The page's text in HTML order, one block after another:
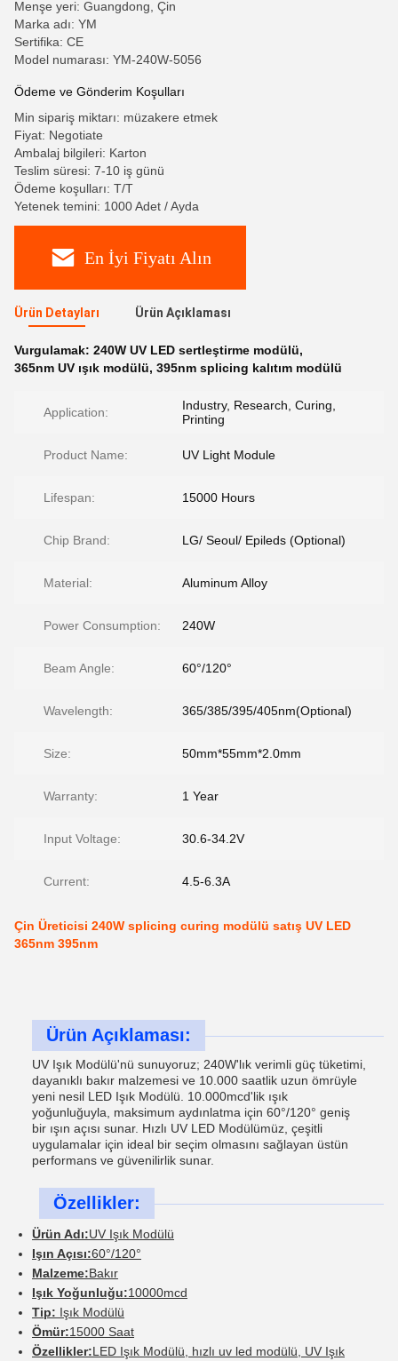
Menşe yeri: Guangdong, Çin
Marka adı: YM
Sertifika: CE
Model numarası: YM-240W-5056
Ödeme ve Gönderim Koşulları
Min sipariş miktarı: müzakere etmek
Fiyat: Negotiate
Ambalaj bilgileri: Karton
Teslim süresi: 7-10 iş günü
Ödeme koşulları: T/T
Yetenek temini: 1000 Adet / Ayda
En İyi Fiyatı Alın
Ürün Detayları Ürün Açıklaması
Vurgulamak: 240W UV LED sertleştirme modülü,
365nm UV ışık modülü, 395nm splicing kalıtım modülü
Application:
Industry, Research, Curing,
Printing
Product Name: UV Light Module
Lifespan: 15000 Hours
Chip Brand: LG/ Seoul/ Epileds (Optional)
Material: Aluminum Alloy
Power Consumption: 240W
Beam Angle: 60°/120°
Wavelength: 365/385/395/405nm(Optional)
Size: 50mm*55mm*2.0mm
Warranty: 1 Year
Input Voltage: 30.6-34.2V
Current: 4.5-6.3A
Çin Üreticisi 240W splicing curing modülü satış UV LED
365nm 395nm
Ürün Açıklaması:
UV Işık Modülü'nü sunuyoruz; 240W'lık verimli güç tüketimi,
dayanıklı bakır malzemesi ve 10.000 saatlik uzun ömrüyle
yeni nesil LED Işık Modülü. 10.000mcd'lik ışık
yoğunluğuyla, maksimum aydınlatma için 60°/120° geniş
bir ışın açısı sunar. Hızlı UV LED Modülümüz, çeşitli
uygulamalar için ideal bir seçim olmasını sağlayan üstün
performans ve güvenilirlik sunar.
Özellikler:
Ürün Adı:UV Işık Modülü
Işın Açısı:60°/120°
Malzeme:Bakır
Işık Yoğunluğu:10000mcd
Tip: Işık Modülü
Ömür:15000 Saat
Özellikler:LED Işık Modülü, hızlı uv led modülü, UV Işık